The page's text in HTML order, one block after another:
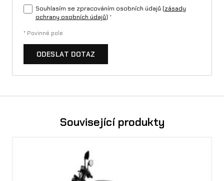
Souhlasím se zpracováním osobních údajů (zásady
ochrany osobních údajů) *
* Povinné pole
ODESLAT DOTAZ
Související produkty